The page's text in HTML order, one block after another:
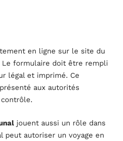
en ligne sur le site du
Le formulaire doit être rempli
légal et imprimé. Ce
aux autorités
jouent aussi un rôle dans
peut autoriser un voyage en